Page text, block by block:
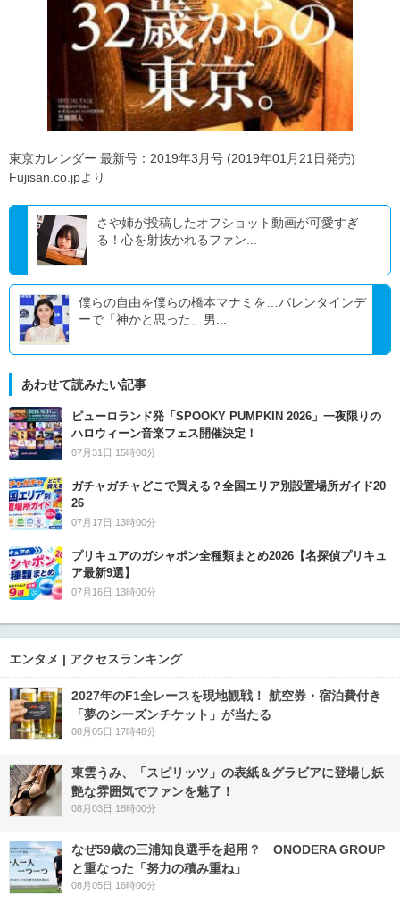
東京カレンダー 最新号：2019年3月号 (2019年01月21日発売)
Fujisan.co.jpより
さや姉が投稿したオフショット動画が可愛すぎ
る！心を射抜かれるファン...
僕らの自由を僕らの橋本マナミを…バレンタインデ
ーで「神かと思った」男...
あわせて読みたい記事
ピューロランド発「SPOOKY PUMPKIN 2026」一夜限りの
ハロウィーン音楽フェス開催決定！
07月31日 15時00分
ガチャガチャどこで買える？全国エリア別設置場所ガイド20
26
07月17日 13時00分
プリキュアのガシャポン全種類まとめ2026【名探偵プリキュ
ア最新9選】
07月16日 13時00分
エンタメ | アクセスランキング
2027年のF1全レースを現地観戦！ 航空券・宿泊費付き
「夢のシーズンチケット」が当たる
08月05日 17時48分
東雲うみ、「スピリッツ」の表紙＆グラビアに登場し妖
艶な雰囲気でファンを魅了！
08月03日 18時00分
なぜ59歳の三浦知良選手を起用？ ONODERA GROUP
と重なった「努力の積み重ね」
08月05日 16時00分